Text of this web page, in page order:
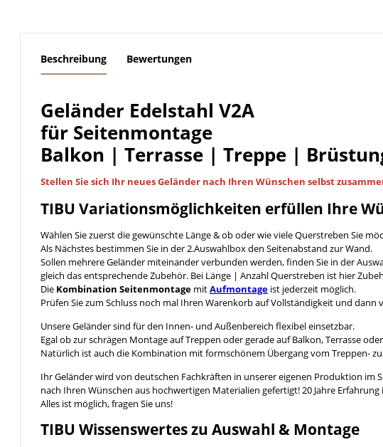
Beschreibung Bewertungen
Geländer Edelstahl V2A
für Seitenmontage
Balkon | Terrasse | Treppe |
Stellen Sie sich Ihr neues Geländer nach Ihren Wünschen selbst
TIBU Variationsmöglichkeiten erfüllen Ihre
Wählen Sie zuerst die gewünschte Länge & ob oder wie viele Querstreben Sie
Als Nächstes bestimmen Sie in der 2.Auswahlbox den Seitenabstand zur Wand.
Sollen mehrere Geländer miteinander verbunden werden, finden Sie in der
gleich das entsprechende Zubehör. Bei Länge | Anzahl Querstreben ist hier
Die Kombination Seitenmontage mitAufmontage ist jederzeit möglich.
Prüfen Sie zum Schluss noch mal Ihren Warenkorb auf Vollständigkeit und dann
Unsere Geländer sind für den Innen- und Außenbereich flexibel einsetzbar.
Egal ob zur schrägen Montage auf Treppen oder gerade auf Balkon, Terrasse
Natürlich ist auch die Kombination mit formschönem Übergang vom Treppen-
Ihr Geländer wird von deutschen Fachkräften in unserer eigenen Produktion im
nach Ihren Wünschen aus hochwertigen Materialien gefertigt! 20 Jahre
Alles ist möglich, fragen Sie uns!
TIBU Wissenswerteszu Auswahl & Montage